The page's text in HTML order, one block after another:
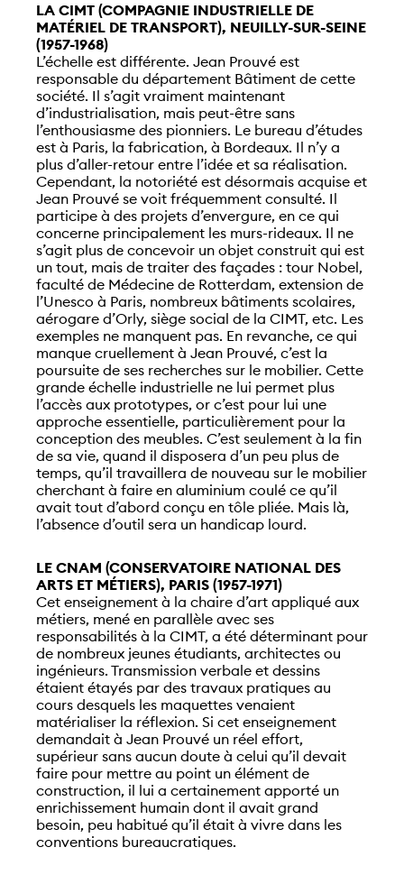
LA CIMT (COMPAGNIE INDUSTRIELLE DE
MATÉRIEL DE TRANSPORT), NEUILLY-SUR-SEINE
(1957-1968)
L’échelle est différente. Jean Prouvé est
responsable du département Bâtiment de cette
société. Il s’agit vraiment maintenant
d’industrialisation, mais peut-être sans
l’enthousiasme des pionniers. Le bureau d’études
est à Paris, la fabrication, à Bordeaux. Il n’y a
plus d’aller-retour entre l’idée et sa réalisation.
Cependant, la notoriété est désormais acquise et
Jean Prouvé se voit fréquemment consulté. Il
participe à des projets d’envergure, en ce qui
concerne principalement les murs-rideaux. Il ne
s’agit plus de concevoir un objet construit qui est
un tout, mais de traiter des façades : tour Nobel,
faculté de Médecine de Rotterdam, extension de
l’Unesco à Paris, nombreux bâtiments scolaires,
aérogare d’Orly, siège social de la CIMT, etc. Les
exemples ne manquent pas. En revanche, ce qui
manque cruellement à Jean Prouvé, c’est la
poursuite de ses recherches sur le mobilier. Cette
grande échelle industrielle ne lui permet plus
l’accès aux prototypes, or c’est pour lui une
approche essentielle, particulièrement pour la
conception des meubles. C’est seulement à la fin
de sa vie, quand il disposera d’un peu plus de
temps, qu’il travaillera de nouveau sur le mobilier
cherchant à faire en aluminium coulé ce qu’il
avait tout d’abord conçu en tôle pliée. Mais là,
l’absence d’outil sera un handicap lourd.
LE CNAM (CONSERVATOIRE NATIONAL DES
ARTS ET MÉTIERS), PARIS (1957-1971)
Cet enseignement à la chaire d’art appliqué aux
métiers, mené en parallèle avec ses
responsabilités à la CIMT, a été déterminant pour
de nombreux jeunes étudiants, architectes ou
ingénieurs. Transmission verbale et dessins
étaient étayés par des travaux pratiques au
cours desquels les maquettes venaient
matérialiser la réflexion. Si cet enseignement
demandait à Jean Prouvé un réel effort,
supérieur sans aucun doute à celui qu’il devait
faire pour mettre au point un élément de
construction, il lui a certainement apporté un
enrichissement humain dont il avait grand
besoin, peu habitué qu’il était à vivre dans les
conventions bureaucratiques.